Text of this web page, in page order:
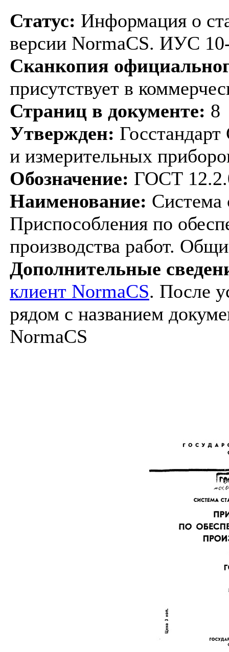
Статус: Информация о
версии NormaCS. ИУС
Сканкопия
присутствует в
Страниц в документе: 8
Утвержден:
и измерительных
Обозначение: ГОСТ
Наименование: Система
Приспособления по
производства работ.
Дополнительные
клиент NormaCS. После
рядом с названием
NormaCS